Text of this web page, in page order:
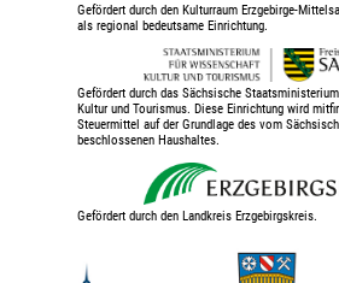
Gefördert durch den Kulturraum Erzgebirge-
als regional bedeutsame Einrichtung.
Gefördert durch das Sächsische
Kultur und Tourismus. Diese Einrichtung wird
Steuermittel auf der Grundlage des vom
beschlossenen Haushaltes.
Gefördert durch den Landkreis Erzgebirgskreis.